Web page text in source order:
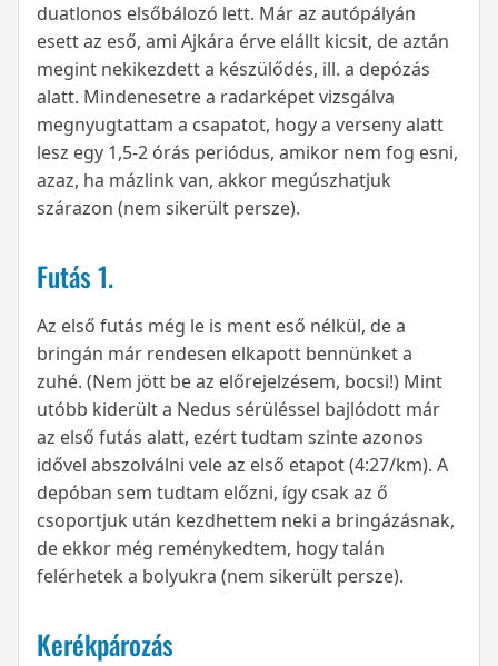
duatlonos elsőbálozó lett. Már az autópályán
esett az eső, ami Ajkára érve elállt kicsit, de aztán
megint nekikezdett a készülődés, ill. a depózás
alatt. Mindenesetre a radarképet vizsgálva
megnyugtattam a csapatot, hogy a verseny alatt
lesz egy 1,5-2 órás periódus, amikor nem fog esni,
azaz, ha mázlink van, akkor megúszhatjuk
szárazon (nem sikerült persze).
Futás 1.
Az első futás még le is ment eső nélkül, de a
bringán már rendesen elkapott bennünket a
zuhé. (Nem jött be az előrejelzésem, bocsi!) Mint
utóbb kiderült a Nedus sérüléssel bajlódott már
az első futás alatt, ezért tudtam szinte azonos
idővel abszolválni vele az első etapot (4:27/km). A
depóban sem tudtam előzni, így csak az ő
csoportjuk után kezdhettem neki a bringázásnak,
de ekkor még reménykedtem, hogy talán
felérhetek a bolyukra (nem sikerült persze).
Kerékpározás